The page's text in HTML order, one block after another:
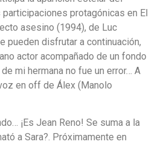
protagónicas en El
asesino (1994), de Luc
pueden disfrutar a continuación,
actor acompañado de un fondo
mi hermana no fue un error… A
en off de Álex (Manolo
¡Es Jean Reno! Se suma a la
a Sara?. Próximamente en